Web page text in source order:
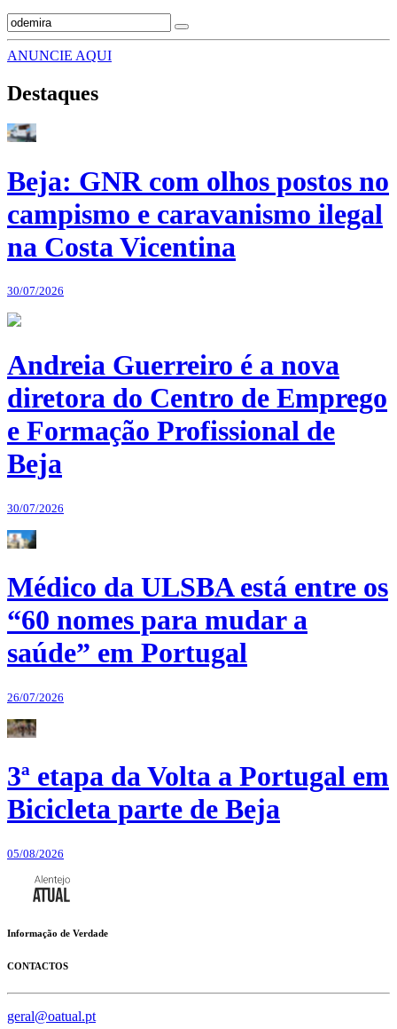
ANUNCIE AQUI
Destaques
Beja: GNR com olhos postos no
campismo e caravanismo ilegal
na Costa Vicentina
30/07/2026
Andreia Guerreiro é a nova
diretora do Centro de Emprego
e Formação Profissional de
Beja
30/07/2026
Médico da ULSBA está entre os
“60 nomes para mudar a
saúde” em Portugal
26/07/2026
3ª etapa da Volta a Portugal em
Bicicleta parte de Beja
05/08/2026
Informação de Verdade
CONTACTOS
geral@oatual.pt